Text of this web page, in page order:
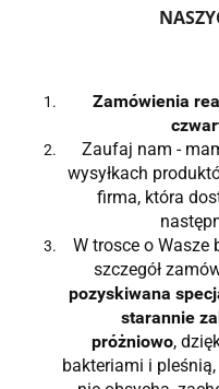
Zamówienia
Zaufaj nam -
wysyłkach
firma, która
W trosce o Wasze
szczegół
pozyskiwana
starannie
próżniowo,
bakteriami i